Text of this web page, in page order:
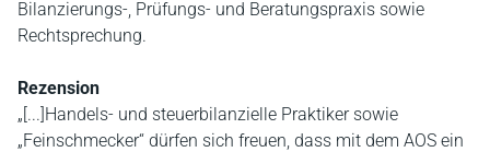
Bilanzierungs-, Prüfungs- und Beratungspraxis sowie
Rechtsprechung.
Rezension
„[...]Handels- und steuerbilanzielle Praktiker sowie
„Feinschmecker“ dürfen sich freuen, dass mit dem AOS ein